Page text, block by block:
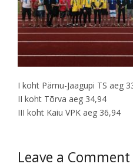
I koht Pärnu-Jaagupi TS aeg
II koht Tõrva aeg 34,94
III koht Kaiu VPK aeg 36,94
Leave a Comment